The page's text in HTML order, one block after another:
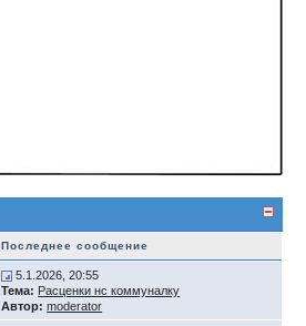
Последнее сообщение
5.1.2026, 20:55
Тема: Расценки нс коммуналку
Автор: moderator